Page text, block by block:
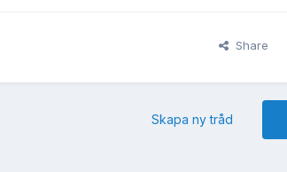
Share
Skapa ny tråd